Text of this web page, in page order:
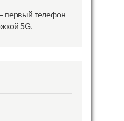
первый телефон
5G.